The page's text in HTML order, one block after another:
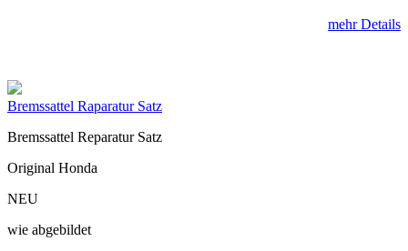
mehr Details
Bremssattel Raparatur Satz
Bremssattel Reparatur Satz
Original Honda
NEU
wie abgebildet